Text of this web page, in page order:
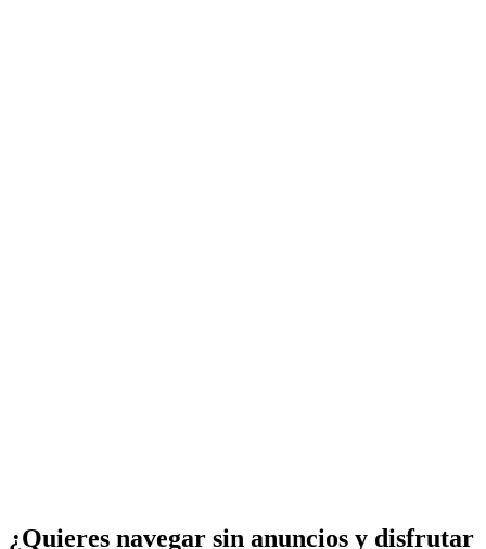
¿Quieres navegar sin anuncios y disfrutar